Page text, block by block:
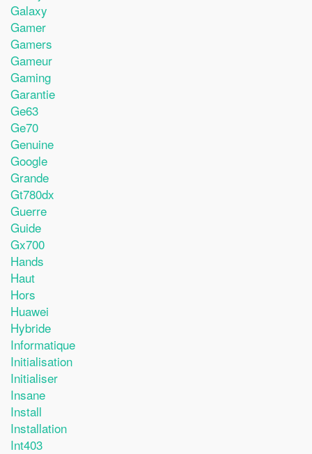
Galaxy
Gamer
Gamers
Gameur
Gaming
Garantie
Ge63
Ge70
Genuine
Google
Grande
Gt780dx
Guerre
Guide
Gx700
Hands
Haut
Hors
Huawei
Hybride
Informatique
Initialisation
Initialiser
Insane
Install
Installation
Int403